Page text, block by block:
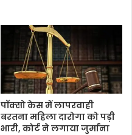
पॉक्सो केस में लापरवाही
बरतना महिला दारोगा को पड़ी
भारी, कोर्ट ने लगाया जुर्माना